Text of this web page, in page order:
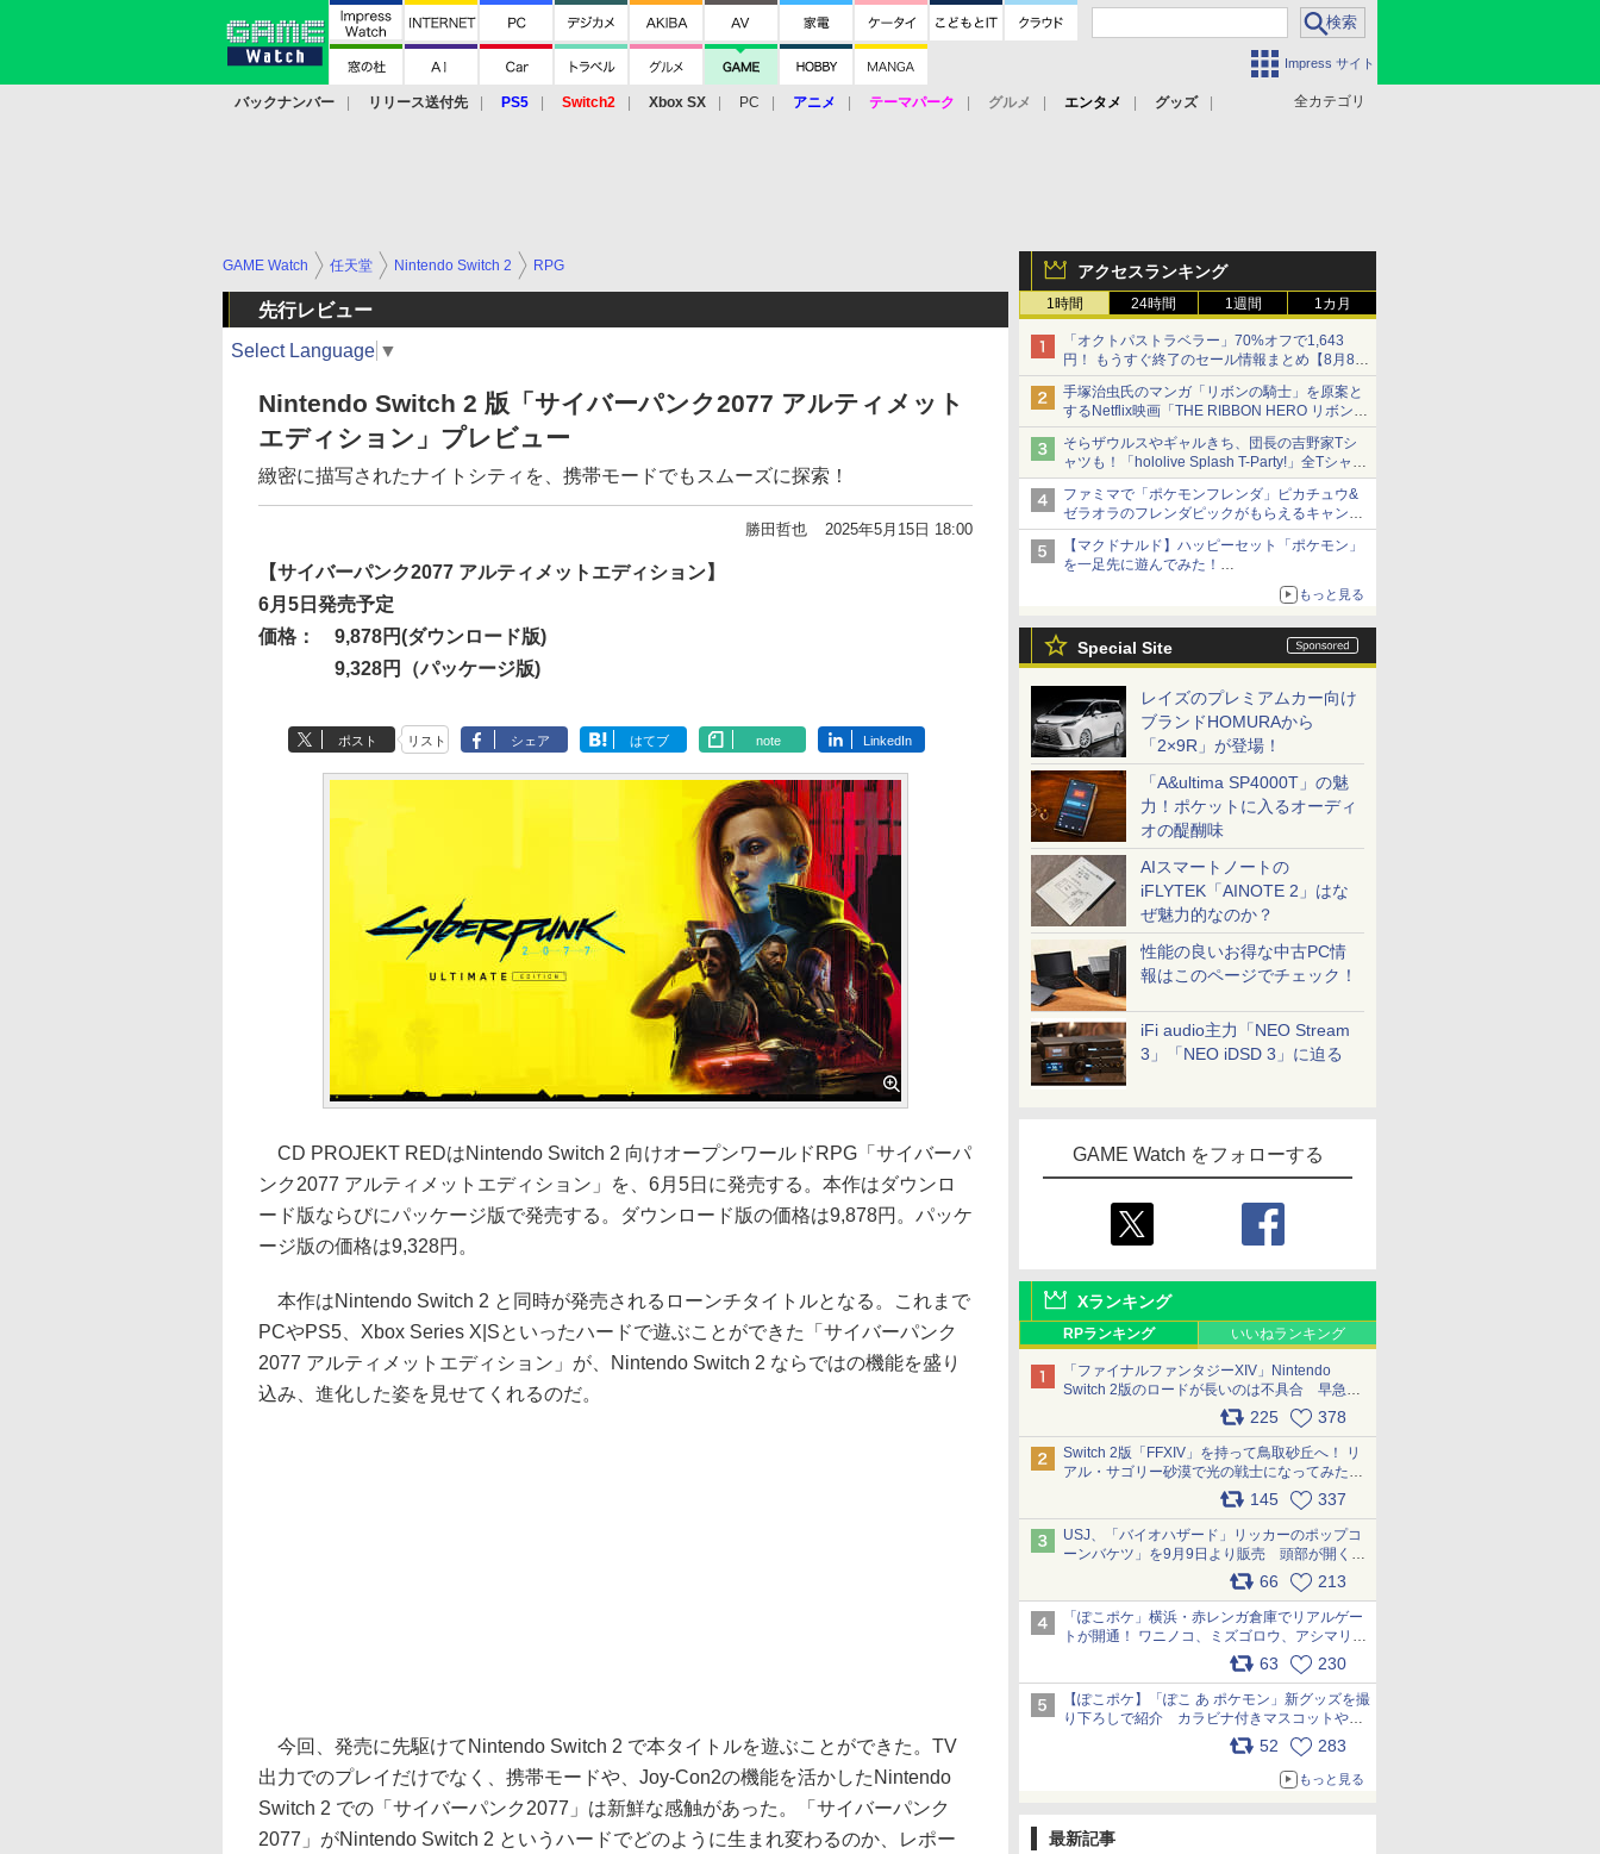
Impress サイト
全カテゴリ
バックナンバー リリース送付先 PS5 Switch2 Xbox SX PC アニメ テーマパーク グルメ エンタメ
グッズ
アクセスランキング
1時間 24時間 1週間 1カ月
「オクトパストラベラー」70%オフで1,643
円！ もうすぐ終了のセール情報まとめ【8月8日
更新】
ニンテンドーeショップでは「大神 絶景版」が
67%オフで990円
手塚治虫氏のマンガ「リボンの騎士」を原案と
するNetflix映画「THE RIBBON HERO リボンヒ
ーロー」本日配信開始
そらザウルスやギャルきち、団長の吉野家Tシ
ャツも！「hololive Splash T-Party!」全Tシャツ
ラインナップ公開＆オンライン販売開始
ファミマで「ポケモンフレンダ」ピカチュウ&
ゼラオラのフレンダピックがもらえるキャンペ
ーン開催！
【マクドナルド】ハッピーセット「ポケモン」
を一足先に遊んでみた！
30周年を記念して30種類のポケモンがおもちゃ
もっと見る
Special Site
レイズのプレミアムカー向け
ブランドHOMURAから
「2×9R」が登場！
「A&ultima SP4000T」の魅
力！ポケットに入るオーディ
オの醍醐味
AIスマートノートの
iFLYTEK「AINOTE 2」はな
ぜ魅力的なのか？
性能の良いお得な中古PC情
報はこのページでチェック！
iFi audio主力「NEO Stream
3」「NEO iDSD 3」に迫る
GAME Watch をフォローする
Xランキング
RPランキング いいねランキング
「ファイナルファンタジーXIV」Nintendo
Switch 2版のロードが長いのは不具合 早急に
アップデートできるよう対応中225 378
Switch 2版「FFXIV」を持って鳥取砂丘へ！ リ
アル・サゴリー砂漠で光の戦士になってみた
145 337
USJ、「バイオハザード」リッカーのポップコ
ーンバケツ」を9月9日より販売 頭部が開く仕
組み。味は恐怖を堪のう「味噌フレーバー」
66 213
「ぽこポケ」横浜・赤レンガ倉庫でリアルゲー
トが開通！ ワニノコ、ミズゴロウ、アシマリ登
場シーンをレポート pic.x.com/LDgEByVl6D
63 230
【ぽこポケ】「ぽこ あ ポケモン」新グッズを撮
り下ろしで紹介 カラビナ付きマスコットやス
52 283
もっと見る
最新記事
GAME Watch 任天堂 Nintendo Switch 2 RPG
先行レビュー
Select Language ▼
Nintendo Switch 2 版「サイバーパンク2077 アルティメット
エディション」プレビュー
緻密に描写されたナイトシティを、携帯モードでもスムーズに探索！
勝田哲也 2025年5月15日 18:00
【サイバーパンク2077 アルティメットエディション】
6月5日発売予定
価格：
9,878円(ダウンロード版)
9,328円（パッケージ版)
ポスト リスト シェア はてブ note LinkedIn
CD PROJEKT REDはNintendo Switch 2 向けオープンワールドRPG「サイバーパ
ンク2077 アルティメットエディション」を、6月5日に発売する。本作はダウンロ
ード版ならびにパッケージ版で発売する。ダウンロード版の価格は9,878円。パッケ
ージ版の価格は9,328円。
本作はNintendo Switch 2 と同時が発売されるローンチタイトルとなる。これまで
PCやPS5、Xbox Series X|Sといったハードで遊ぶことができた「サイバーパンク
2077 アルティメットエディション」が、Nintendo Switch 2 ならではの機能を盛り
込み、進化した姿を見せてくれるのだ。
今回、発売に先駆けてNintendo Switch 2 で本タイトルを遊ぶことができた。TV
出力でのプレイだけでなく、携帯モードや、Joy-Con2の機能を活かしたNintendo
Switch 2 での「サイバーパンク2077」は新鮮な感触があった。「サイバーパンク
2077」がNintendo Switch 2 というハードでどのように生まれ変わるのか、レポー